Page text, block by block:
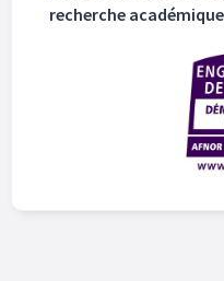
recherche